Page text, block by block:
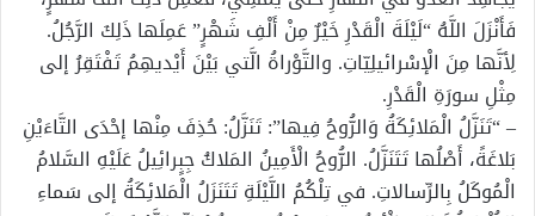
فَأَنْزَلَ اللَّهُ “لَيْلَةَ الْقَدْرِ خَيْرٌ مِنْ أَلْفِ شَهْرٍ” عَمِلَها ذَلِكَ الرَّجُلُ.
لِأنَّها مِنَ الْإسْرائيلِيّاتِ. والتَّوْراةُ الَّتي بَيْنَ أَيْديهِمُ تَفْتَقِرُ إلى
مِثْلِ سورَةِ الْقَدْرِ.
– “تَنَزَّلُ الْمَلائِكَةُ وَالرُّوحُ فِيها”: تَنَزَّلُ: حُذِفَ مِنْها إحْدَى التَّاءَيْنِ
بَلاغَةً، أَصْلُها تَتَنَزَّلُ. الرُّوحُ الْأَمِينُ المَلاكُ جِبٍرائِيلُ عَلَيْهِ السَّلامُ
الْمُوكَلُ بِالرِّسالاتِ. في تِلْكُمُ اللَّيْلَةِ تَتَنَزَلُ الْمَلائِكَةُ إلى سَماءِ